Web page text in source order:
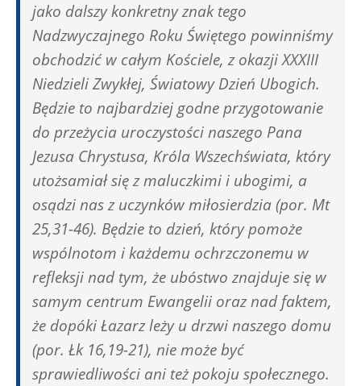
jako dalszy konkretny znak tego
Nadzwyczajnego Roku Świętego powinniśmy
obchodzić w całym Kościele, z okazji XXXIII
Niedzieli Zwykłej, Światowy Dzień Ubogich.
Będzie to najbardziej godne przygotowanie
do przeżycia uroczystości naszego Pana
Jezusa Chrystusa, Króla Wszechświata, który
utożsamiał się z maluczkimi i ubogimi, a
osądzi nas z uczynków miłosierdzia (por. Mt
25,31-46). Będzie to dzień, który pomoże
wspólnotom i każdemu ochrzczonemu w
refleksji nad tym, że ubóstwo znajduje się w
samym centrum Ewangelii oraz nad faktem,
że dopóki Łazarz leży u drzwi naszego domu
(por. Łk 16,19-21), nie może być
sprawiedliwości ani też pokoju społecznego.